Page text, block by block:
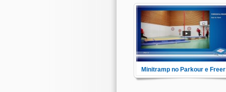
aprendendo também a perder
medo.
Veja aqui como o Minitramp